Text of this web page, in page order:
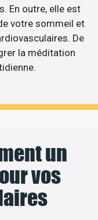
En outre, elle est
votre sommeil et
De
la méditation
un
vos